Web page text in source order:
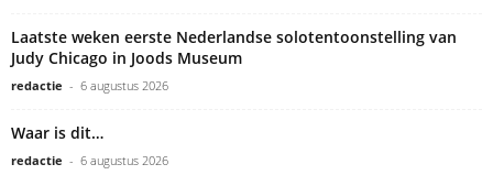
Laatste weken eerste Nederlandse solotentoonstelling van
Judy Chicago in Joods Museum
redactie - 6 augustus 2026
Waar is dit…
redactie - 6 augustus 2026